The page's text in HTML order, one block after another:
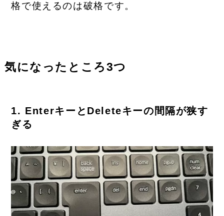
格で使えるのは破格です。
気になったところ3つ
1. EnterキーとDeleteキーの間隔が狭す
ぎる